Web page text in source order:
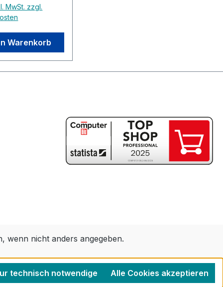
MwSt. zzgl.
Warenkorb
wenn nicht anders angegeben.
technisch notwendige Alle Cookies akzeptieren